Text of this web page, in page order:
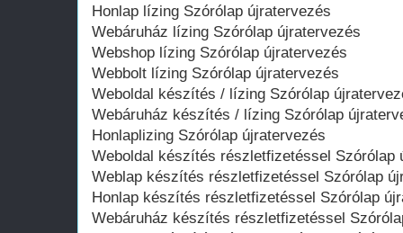
Honlap lízing Szórólap újratervezés
Webáruház lízing Szórólap újratervezés
Webshop lízing Szórólap újratervezés
Webbolt lízing Szórólap újratervezés
Weboldal készítés / lízing Szórólap
Webáruház készítés / lízing Szórólap
Honlaplizing Szórólap újratervezés
Weboldal készítés részletfizetéssel Szórólap
Weblap készítés részletfizetéssel Szórólap
Honlap készítés részletfizetéssel Szórólap
Webáruház készítés részletfizetéssel